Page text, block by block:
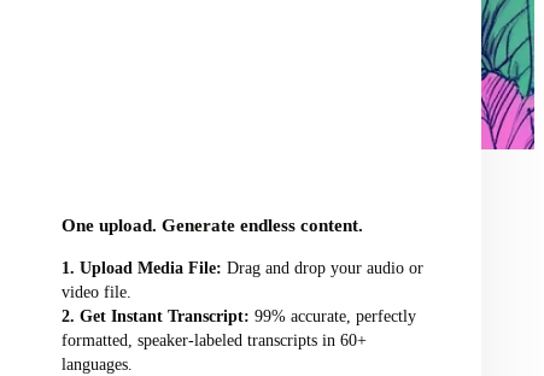
One upload. Generate endless content.
Upload Media File: Drag and drop your audio or
video file.
Get Instant Transcript: 99% accurate, perfectly
formatted, speaker-labeled transcripts in 60+
languages.